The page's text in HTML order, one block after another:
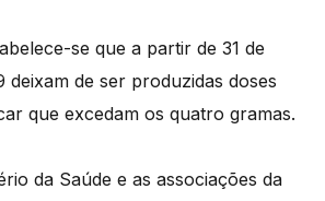
se que a partir de 31 de
deixam de ser produzidas doses
que excedam os quatro gramas.
da Saúde e as associações da